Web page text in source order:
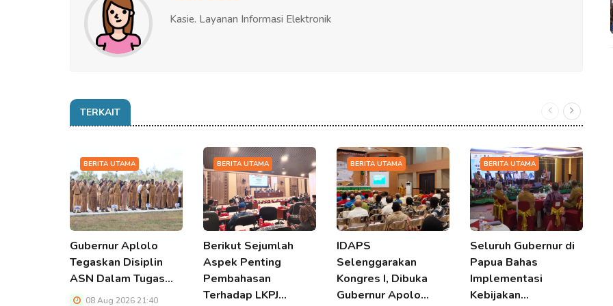
Kasie. Layanan Informasi Elektronik
TERKAIT
BERITA UTAMA
Gubernur Aplolo
Tegaskan Disiplin
ASN Dalam Tugas…
08 Aug 2026 21:40
BERITA UTAMA
Berikut Sejumlah
Aspek Penting
Pembahasan
Terhadap LKPJ…
BERITA UTAMA
IDAPS
Selenggarakan
Kongres I, Dibuka
Gubernur Apolo…
BERITA UTAMA
Seluruh Gubernur di
Papua Bahas
Implementasi
Kebijakan…